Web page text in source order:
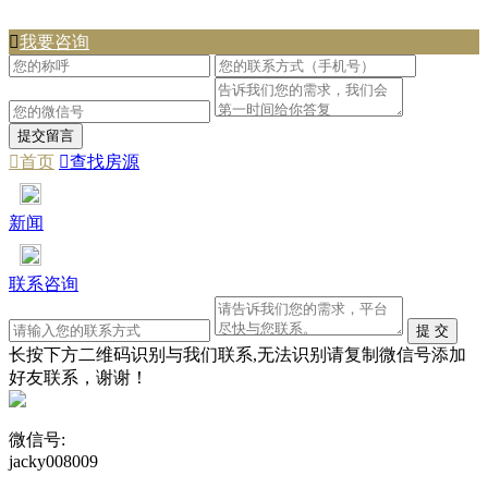
我要咨询
首页 查找房源
新闻
联系咨询
长按下方二维码识别与我们联系,无法识别请复制微信号添加
好友联系，谢谢！
微信号:
jacky008009